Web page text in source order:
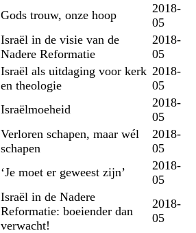
Gods trouw, onze hoop
2018-
05
Israël in de visie van de
Nadere Reformatie
2018-
05
Israël als uitdaging voor kerk
en theologie
2018-
05
Israëlmoeheid
2018-
05
Verloren schapen, maar wél
schapen
2018-
05
‘Je moet er geweest zijn’
2018-
05
Israël in de Nadere
Reformatie: boeiender dan
verwacht!
2018-
05